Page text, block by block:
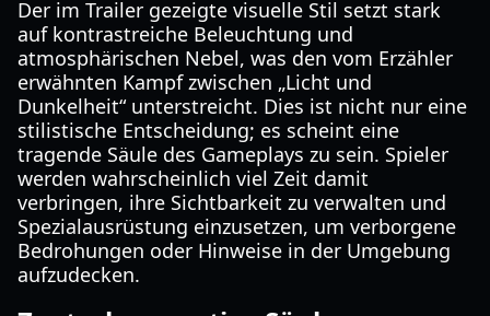
Der im Trailer gezeigte visuelle Stil setzt stark
auf kontrastreiche Beleuchtung und
atmosphärischen Nebel, was den vom Erzähler
erwähnten Kampf zwischen „Licht und
Dunkelheit“ unterstreicht. Dies ist nicht nur eine
stilistische Entscheidung; es scheint eine
tragende Säule des Gameplays zu sein. Spieler
werden wahrscheinlich viel Zeit damit
verbringen, ihre Sichtbarkeit zu verwalten und
Spezialausrüstung einzusetzen, um verborgene
Bedrohungen oder Hinweise in der Umgebung
aufzudecken.